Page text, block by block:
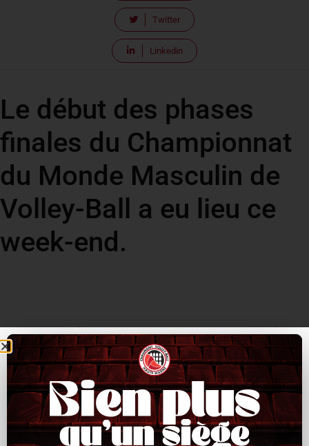
Twitter
Linkedin
Le début des phases
finales du Championnat
du Monde Masculin de
Volley-Ball a eu lieu ce
week-end.
La Slovénie et l’Italie qualifiés
En effet, deux huitièmes de finales se sont déroulés le samedi 3
septembre. La Slovénie a dominé l’Allemagne (3-1) samedi, en
huitièmes de finale du Mondial, et affrontera le vainqueur de
Pays-Bas-Ukraine en quarts de finale. Championne d’Europe en
titre, l’Italie a assuré sa place en quarts de finale en s’imposant